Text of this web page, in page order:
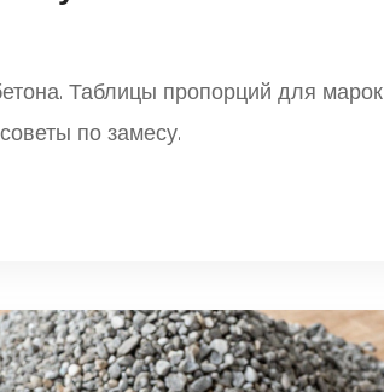
Таблицы пропорций для марок
по замесу.